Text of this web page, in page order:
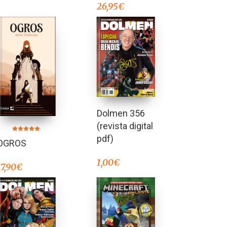
26,95€
5.00
de 5
€
Dolmen 356
(revista digital
pdf)
1,00€